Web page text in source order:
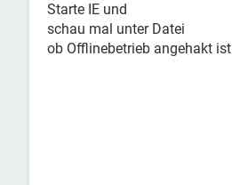
Starte IE und
schau mal unter Datei
ob Offlinebetrieb angehakt ist